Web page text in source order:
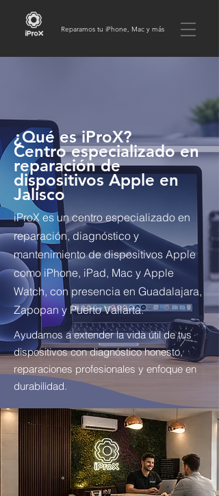
Reparamos tu iPhone, Mac y más
¿Qué es iProX?
Centro especializado en
reparación de
dispositivos Apple en
Jalisco
iProX es un centro especializado en
reparación, diagnóstico y
mantenimiento de dispositivos Apple
como iPhone, iPad, Mac y Apple
Watch, con presencia en Guadalajara,
Zapopan y Puerto Vallarta.
Ayudamos a extender la vida útil de tus
dispositivos con diagnóstico honesto,
reparaciones profesionales y enfoque en
durabilidad.